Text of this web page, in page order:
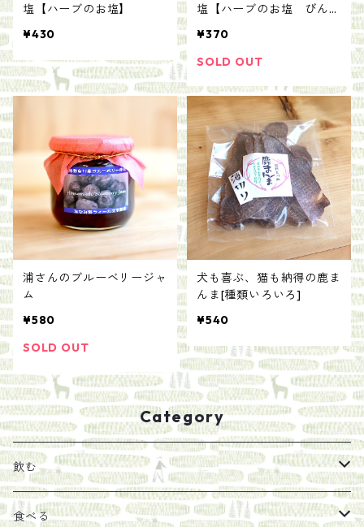
塩【ハーブのお塩】
¥430
塩【ハーブのお塩 びん入
¥370
SOLD OUT
浦さんのブルーベリージャ
ム
¥580
SOLD OUT
犬も喜ぶ、猫も納得の鹿ま
んま[種類いろいろ]
¥540
Category
飲む
お茶
食べる